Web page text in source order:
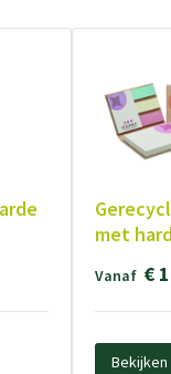
met
Vanaf €
Bekijken